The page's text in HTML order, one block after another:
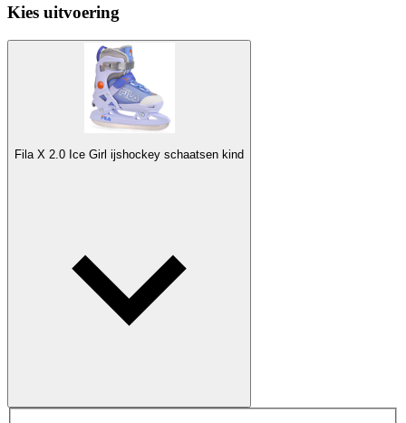
Kies uitvoering
Fila X 2.0 Ice Girl ijshockey schaatsen kind